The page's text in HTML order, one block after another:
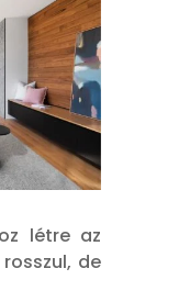
létre az
de